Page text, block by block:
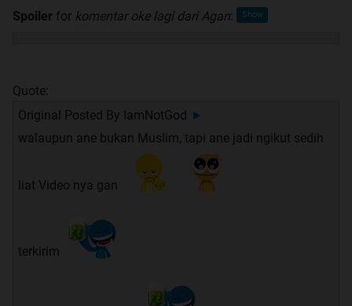
Spoiler for komentar oke lagi dari Agan:
Quote:
Original Posted By IamNotGod ►
walaupun ane bukan Muslim, tapi ane jadi ngikut sedih
liat Video nya gan
terkirim